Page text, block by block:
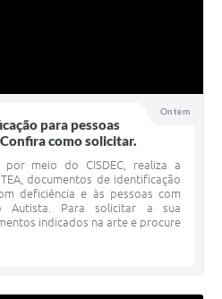
Ontem
para pessoas
como solicitar.
meio do CISDEC, realiza a
documentos de identificação
deficiência e às pessoas com
Autista. Para solicitar a sua
indicados na arte e procure